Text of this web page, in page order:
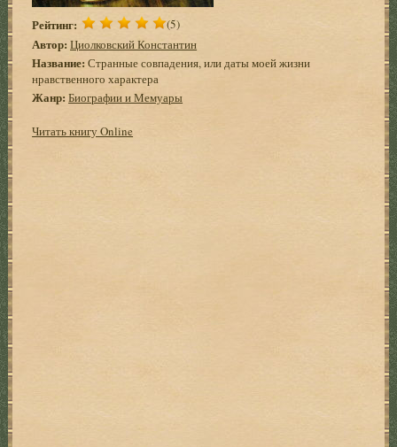
Рейтинг: (5)
Автор: Циолковский Константин
Название: Странные совпадения, или даты моей жизни
нравственного характера
Жанр: Биографии и Мемуары
Читать книгу Online